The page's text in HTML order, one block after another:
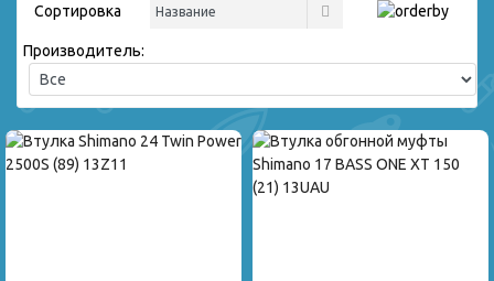
Сортировка
Производитель: